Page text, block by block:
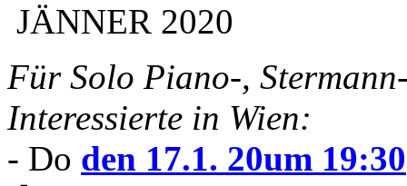
JÄNNER 2020
Für Solo Piano-,
Interessierte in Wien:
- Do den 17.1. 20um 19:30